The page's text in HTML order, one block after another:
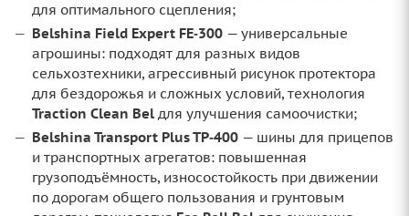
для оптимального сцепления;
Belshina Field Expert FE‑300 — универсальные
агрошины: подходят для разных видов
сельхозтехники, агрессивный рисунок протектора
для бездорожья и сложных условий, технология
Traction Clean Bel для улучшения самоочистки;
Belshina Transport Plus TP‑400 — шины для прицепов
и транспортных агрегатов: повышенная
грузоподъёмность, износостойкость при движении
по дорогам общего пользования и грунтовым